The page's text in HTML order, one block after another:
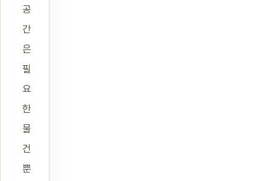
공
간
은
필
요
한
물
건
뿐